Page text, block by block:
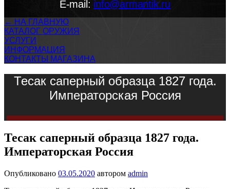
E-mail: info@armantik.ru
← НА ГЛАВНУЮ
КАТАЛОГ ОРУЖИЯ
УСЛУГИ
ИНФОРМАЦИЯ
КОНТАКТЫ МАГАЗИНА
Тесак саперный образца 1827 года.
Императорская Россия
Тесак саперный образца 1827 года.
Императорская Россия
Опубликовано 03.05.2020 автором admin